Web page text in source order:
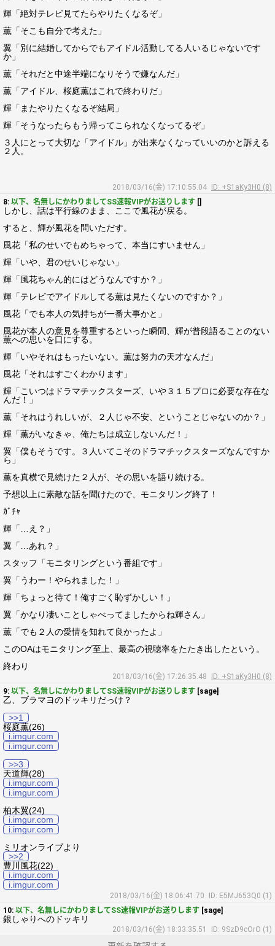
輝「絶対テレビ見てたらやりたくなるぞ」
薫「そこも自分で考えた」
翼「別に結婚してからでもアイドル活動してる人いるじゃないです
か」
薫「それだと中途半端になりそうで嫌なんだ」
薫「アイドル、桜庭薫はこれで終わりだ」
輝「またやりたくなるぞ結局」
輝「そうなったらもう帰ってこられなくなってるぞ」
３人にとって大切な「アイドル」が出来なくなっていいのかと訴える
２人。
2018/03/16(金) 17:10:55.04
ID: +S1aKy3H0 (8)
8: 以下、名無しにかわりましてSS速報VIPがお送りします []
しかし、話は平行線のまま、ここで風花が戻る。
すると、輝が風花を問いただす。
風花「私のせいでもめちゃって、本当にすいません」
輝「いや、君のせいじゃない」
輝「風花ちゃん的にはどうなんですか？」
輝「テレビでアイドルしてる薫は見たくないのですか？」
風花「でも本人の気持ちが一番大事かと」
風花が本人の意見を尊重するといった瞬間、輝が普段語ることのない
薫への思いを口にする。
輝「いやそれはもったいない。薫は努力の天才なんだ」
風花「それはすごくわかります」
輝「こいつはドラマチックスターズ、いや３１５プロに必要な存在な
んだ！」
薫「それはうれしいが、２人じゃ不安、ということじゃないのか？」
輝「薫がいなきゃ、俺たちは成立しないんだ！」
翼「僕もそうです。３人いてこそのドラマチックスターズなんですか
ら」
薫を真横で見続けた２人が、その思いを語り続ける。
予想以上に素敵な話を聞けたので、モニタリング終了！
ｶﾞﾁｬ
輝「…え？」
翼「…あれ？」
スタッフ「モニタリングという番組です」
翼「うわー！やられました！」
輝「ちょっと待て！俺すごく恥ずかしい！」
翼「かなり凄いことしゃべってましたからね輝さん」
薫「でも２人の愛情を知れて良かったよ」
このOAはモニタリング至上、最高の視聴率をたたき出したという。
終わり
2018/03/16(金) 17:26:35.48
ID: +S1aKy3H0 (8)
9: 以下、名無しにかわりましてSS速報VIPがお送りします [sage]
乙、ブラマヨのドッキリだっけ？
>>1
桜庭薫(26)
i.imgur.com
i.imgur.com
>>3
天道輝(28)
i.imgur.com
i.imgur.com
柏木翼(24)
i.imgur.com
i.imgur.com
ミリオンライブより
>>2
豊川風花(22)
i.imgur.com
i.imgur.com
2018/03/16(金) 18:06:41.70
ID: E5MJ653Q0 (1)
10: 以下、名無しにかわりましてSS速報VIPがお送りします [sage]
銀しゃりへのドッキリ
2018/03/16(金) 18:33:35.51 ID: 9SzD9cOrO (1)